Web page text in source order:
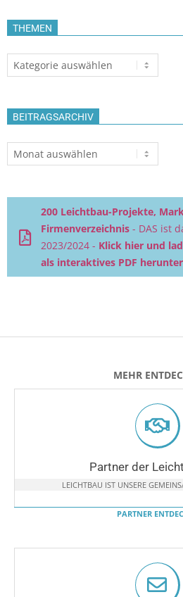
THEMEN
Themen
BEITRAGSARCHIV
Beitragsarchiv
200 Leichtbau-Projekte,
Firmenverzeichnis - DAS ist
2023/2024 - Klick hier und
als interaktives PDF
MEHR
Partner der
LEICHTBAU IST UNSERE
PARTNER